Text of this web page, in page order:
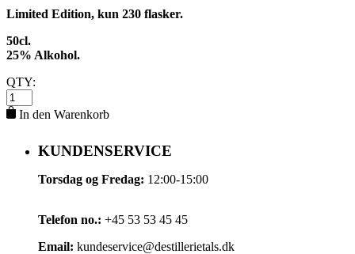
Limited Edition, kun 230 flasker.
50cl.
25% Alkohol.
QTY:
In den Warenkorb
KUNDENSERVICE
Torsdag og Fredag: 12:00-15:00
Telefon no.: +45 53 53 45 45
Email: kundeservice@destillerietals.dk